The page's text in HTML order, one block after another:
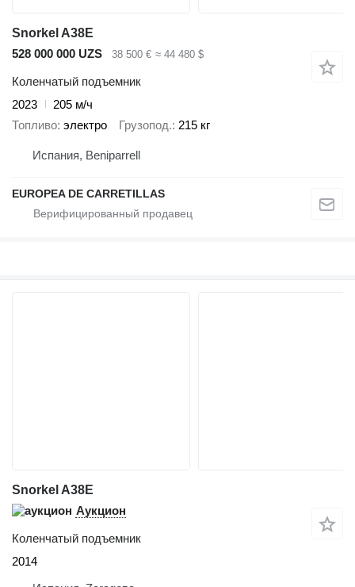
Snorkel A38E
528 000 000 UZS
38 500 € ≈ 44 480 $
Коленчатый подъемник
2023
205 м/ч
Топливо электро Грузопод. 215 кг
Испания, Beniparrell
EUROPEA DE CARRETILLAS
Snorkel A38E
Аукцион
Коленчатый подъемник
2014